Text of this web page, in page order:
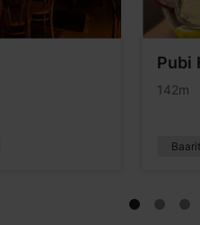
Pubi
142m